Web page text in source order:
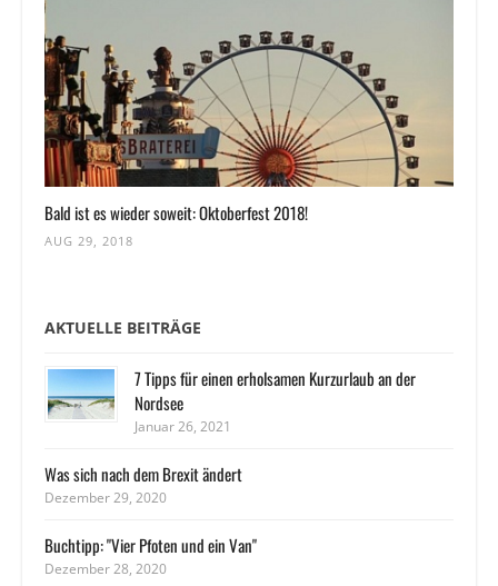
Bald ist es wieder soweit: Oktoberfest 2018!
AUG 29, 2018
AKTUELLE BEITRÄGE
7 Tipps für einen erholsamen Kurzurlaub an der
Nordsee
Januar 26, 2021
Was sich nach dem Brexit ändert
Dezember 29, 2020
Buchtipp: "Vier Pfoten und ein Van"
Dezember 28, 2020